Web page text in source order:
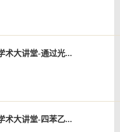
术大讲堂-通过光...
术大讲堂-四苯乙...